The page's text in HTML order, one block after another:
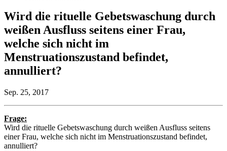
Wird die rituelle Gebetswaschung durch
weißen Ausfluss seitens einer Frau,
welche sich nicht im
Menstruationszustand befindet,
annulliert?
Sep. 25, 2017
Frage:
Wird die rituelle Gebetswaschung durch weißen Ausfluss seitens
einer Frau, welche sich nicht im Menstruationszustand befindet,
annulliert?